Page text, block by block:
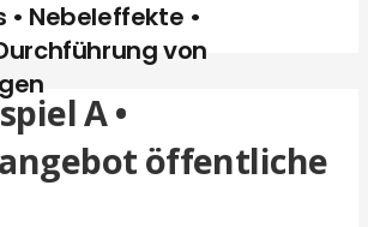
• Nebeleffekte •
von
A •
öffentliche